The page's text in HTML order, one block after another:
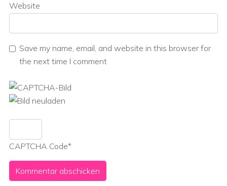
Website
Save my name, email, and website in this browser for
the next time I comment
CAPTCHA Code*